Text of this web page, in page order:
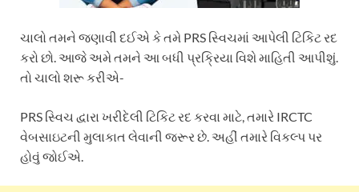
ચાલો તમને જણાવી દઈએ કે તમે PRS સ્વિચમાં આપેલી ટિકિટ રદ
કરો છો. આજે અમે તમને આ બધી પ્રક્રિયા વિશે માહિતી આપીશું.
તો ચાલો શરૂ કરીએ-
PRS સ્વિચ દ્વારા ખરીદેલી ટિકિટ રદ કરવા માટે, તમારે IRCTC
વેબસાઇટની મુલાકાત લેવાની જરૂર છે. અહીં તમારે વિકલ્પ પર
હોવું જોઈએ.